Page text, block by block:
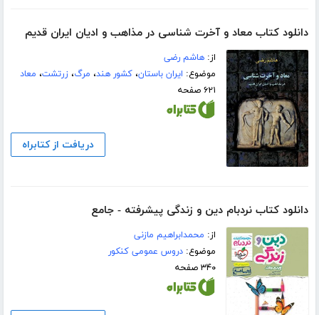
دانلود کتاب معاد و آخرت شناسی در مذاهب و ادیان ایران قدیم
از:هاشم رضی
موضوع: ایران باستان،کشور هند، مرگ،زرتشت، معاد
۶۲۱ صفحه
دریافت از کتابراه
دانلود کتاب نردبام دین و زندگی پیشرفته - جامع
از: محمدابراهیم مازنی
موضوع:دروس عمومی کنکور
۳۴۰ صفحه